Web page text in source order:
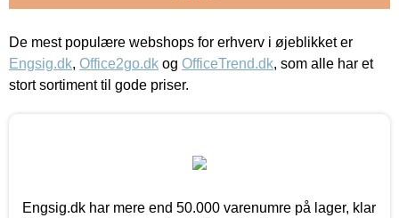
De mest populære webshops for erhverv i øjeblikket er
Engsig.dk, Office2go.dk og OfficeTrend.dk, som alle har et
stort sortiment til gode priser.
Engsig.dk har mere end 50.000 varenumre på lager, klar